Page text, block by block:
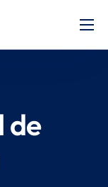
de